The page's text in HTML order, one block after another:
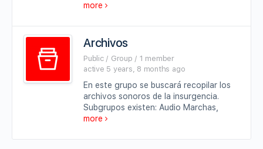
more
Archivos
Public / Group / 1 member
active 5 years, 8 months ago
En este grupo se buscará recopilar los
archivos sonoros de la insurgencia.
Subgrupos existen: Audio Marchas,
more